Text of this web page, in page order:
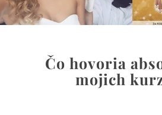
Čo hovoria
mojich